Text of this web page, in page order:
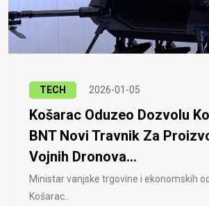
TECH 2026-01-05
Košarac Oduzeo Dozvolu
BNT Novi Travnik Za
Vojnih Dronova...
Ministar vanjske trgovine i ekonomskih
Košarac..